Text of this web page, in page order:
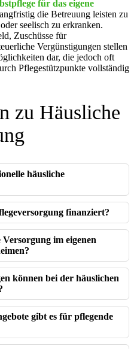
für das eigene
die Betreuung leisten zu
seelisch zu erkranken.
Zuschüsse für
Vergünstigungen stellen
dar, die jedoch oft
Pflegestützpunkte vollständig
zu Häusliche
häusliche
finanziert?
im eigenen
können bei der häuslichen
gibt es für pflegende